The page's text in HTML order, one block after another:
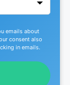
emails about
consent also
in emails.